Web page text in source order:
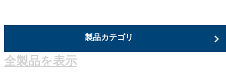
製品カテゴリ
ジャンルを選択
全製品を表示